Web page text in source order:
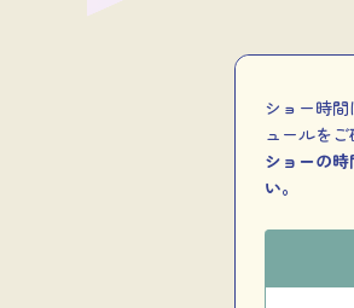
ショー時
ュールをご
ショーの
い。